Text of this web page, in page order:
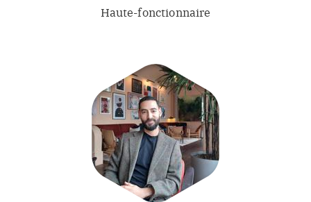
Haute-fonctionnaire